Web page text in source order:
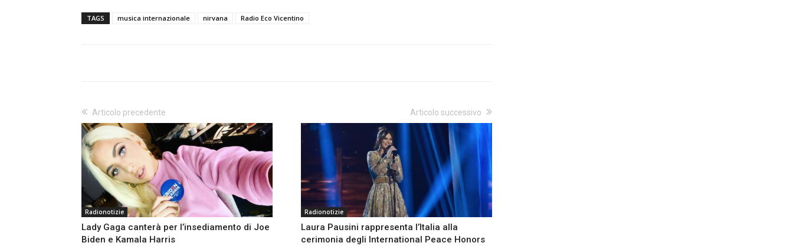
TAGS musica internazionale nirvana Radio Eco Vicentino
Articolo precedente
Radionotizie
Lady Gaga canterà per l’insediamento di Joe
Biden e Kamala Harris
Articolo successivo
Radionotizie
Laura Pausini rappresenta l’Italia alla
cerimonia degli International Peace Honors